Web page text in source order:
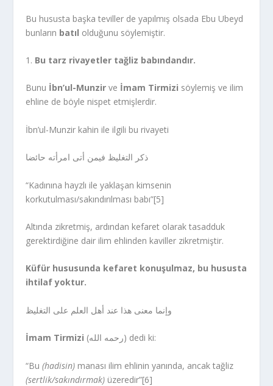
Bu hususta başka teviller de yapılmış olsada Ebu Ubeyd
bunların batıl olduğunu söylemiştir.
1. Bu tarz rivayetler tağliz babındandır.
Bunu İbn’ul-Munzir ve İmam Tirmizi söylemiş ve ilim
ehline de böyle nispet etmişlerdir.
İbn’ul-Munzir kahin ile ilgili bu rivayeti
ذكر التغليظ فيمن أتى امرأته حائضا
“Kadınına hayzlı ile yaklaşan kimsenin
korkutulması/sakındırılması babı”[5]
Altında zikretmiş, ardından kefaret olarak tasadduk
gerektirdiğine dair ilim ehlinden kaviller zikretmiştir.
Küfür hususunda kefaret konuşulmaz, bu hususta
ihtilaf yoktur.
وإنما معنى هذا عند أهل العلم على التغليظ
İmam Tirmizi (رحمه الله) dedi ki:
“Bu(hadisin) manası ilim ehlinin yanında, ancak tağliz
(sertlik/sakındırmak) üzeredir”[6]